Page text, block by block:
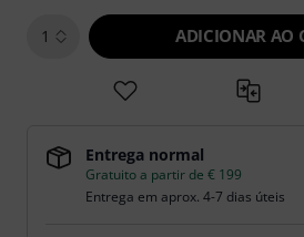
1 ADICIONAR AO
Entrega normal
Gratuito a partir de € 199
Entrega em aprox. 4-7 dias úteis